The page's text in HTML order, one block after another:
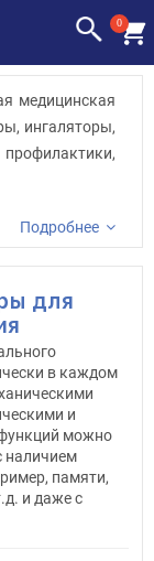
0
медицинская
ингаляторы,
Подробнее
для
в каждом
и
можно
наличием
памяти,
и даже с